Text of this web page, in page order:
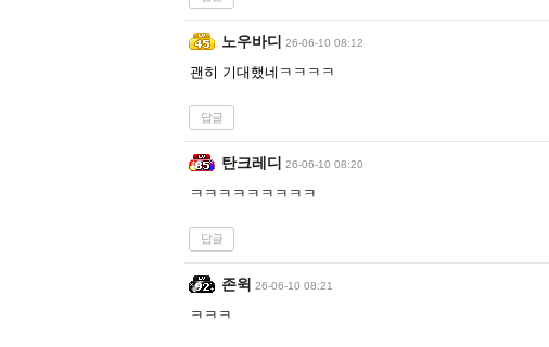
노우바디 26-06-10 08:12
괜히 기대했네ㅋㅋㅋㅋ
답글
탄크레디 26-06-10 08:20
ㅋㅋㅋㅋㅋㅋㅋㅋㅋ
답글
존윅 26-06-10 08:21
ㅋㅋㅋ